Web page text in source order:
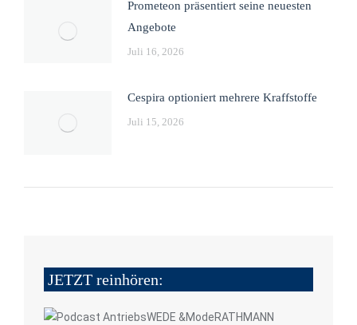
Prometeon präsentiert seine neuesten
Angebote
Juli 16, 2026
Cespira optioniert mehrere Kraffstoffe
Juli 15, 2026
JETZT reinhören: